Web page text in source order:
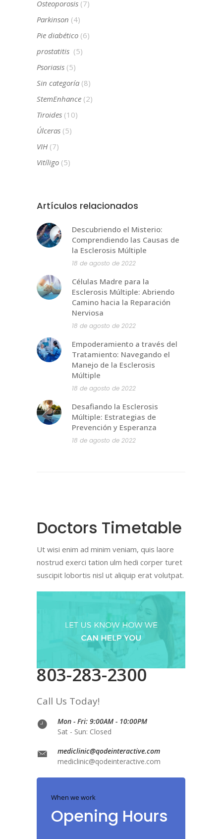
Osteoporosis (7)
Parkinson (4)
Pie diabético (6)
prostatitis (5)
Psoriasis (5)
Sin categoría (8)
StemEnhance (2)
Tiroides (10)
Úlceras (5)
VIH (7)
Vitíligo (5)
Artículos relacionados
Descubriendo el Misterio:
Comprendiendo las Causas de
la Esclerosis Múltiple
18 de agosto de 2022
Células Madre para la
Esclerosis Múltiple: Abriendo
Camino hacia la Reparación
Nerviosa
18 de agosto de 2022
Empoderamiento a través del
Tratamiento: Navegando el
Manejo de la Esclerosis
Múltiple
18 de agosto de 2022
Desafiando la Esclerosis
Múltiple: Estrategias de
Prevención y Esperanza
18 de agosto de 2022
Doctors Timetable
Ut wisi enim ad minim veniam, quis laore
nostrud exerci tation ulm hedi corper turet
suscipit lobortis nisl ut aliquip erat volutpat.
803-283-2300
Call Us Today!
Mon - Fri: 9:00AM - 10:00PM
Sat - Sun: Closed
mediclinic@qodeinteractive.com
mediclinic@qodeinteractive.com
When we work
Opening Hours